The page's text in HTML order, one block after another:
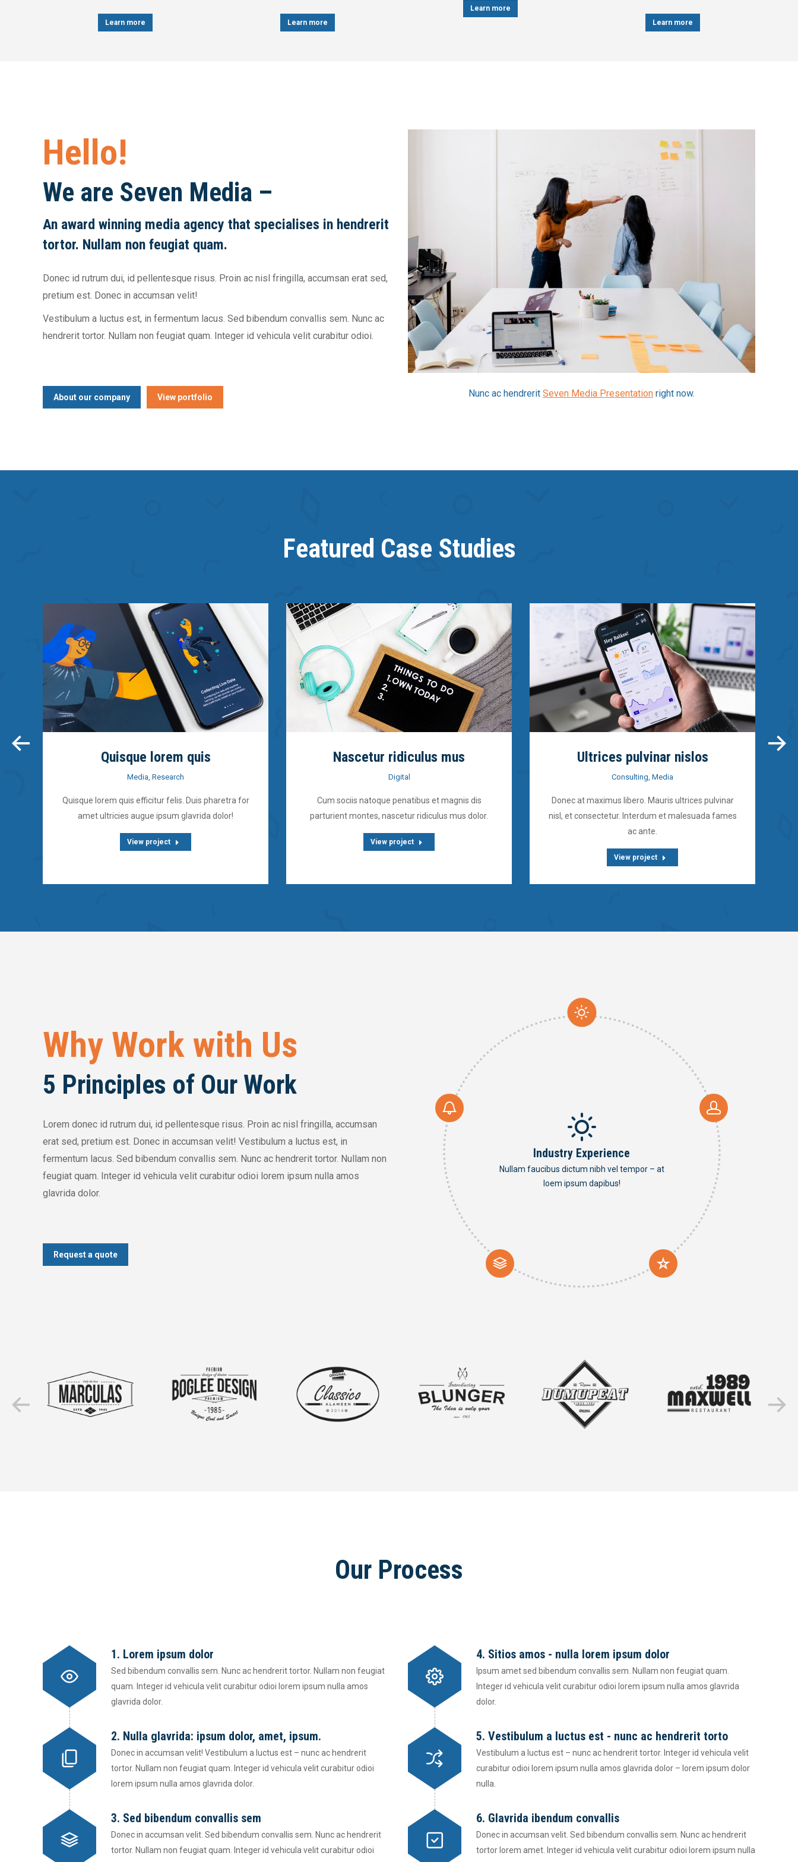
Hello!
We are Seven Media –
An award winning media agency that specialises in hendrerit
tortor. Nullam non feugiat quam.
Donec id rutrum dui, id pellentesque risus. Proin ac nisl fringilla, accumsan erat sed,
pretium est. Donec in accumsan velit!
Vestibulum a luctus est, in fermentum lacus. Sed bibendum convallis sem. Nunc ac
hendrerit tortor. Nullam non feugiat quam. Integer id vehicula velit curabitur odioi.
About our company View portfolio Nunc ac hendrerit Seven Media Presentation right now.
Featured Case Studies
Quisque lorem quis
Media Research
Quisque lorem quis efficitur felis. Duis pharetra for
amet ultricies augue ipsum glavrida dolor!
View project
Nascetur ridiculus mus
Digital
Cum sociis natoque penatibus et magnis dis
parturient montes, nascetur ridiculus mus dolor.
View project
Ultrices pulvinar nislos
Consulting Media
Donec at maximus libero. Mauris ultrices pulvinar
nisl, et consectetur. Interdum et malesuada fames
ac ante.
View project
Why Work with Us
5 Principles of Our Work
Lorem donec id rutrum dui, id pellentesque risus. Proin ac nisl fringilla, accumsan
erat sed, pretium est. Donec in accumsan velit! Vestibulum a luctus est, in
fermentum lacus. Sed bibendum convallis sem. Nunc ac hendrerit tortor. Nullam non
feugiat quam. Integer id vehicula velit curabitur odioi lorem ipsum nulla amos
glavrida dolor.
Request a quote
Industry Experience
Nullam faucibus dictum nibh vel tempor – at
loem ipsum dapibus!
Our Process
1. Lorem ipsum dolor
Sed bibendum convallis sem. Nunc ac hendrerit tortor. Nullam non feugiat
quam. Integer id vehicula velit curabitur odioi lorem ipsum nulla amos
glavrida dolor.
2. Nulla glavrida: ipsum dolor, amet, ipsum.
Donec in accumsan velit! Vestibulum a luctus est – nunc ac hendrerit
tortor. Nullam non feugiat quam. Integer id vehicula velit curabitur odioi
lorem ipsum nulla amos glavrida dolor.
3. Sed bibendum convallis sem
Donec in accumsan velit. Sed bibendum convallis sem. Nunc ac hendrerit
tortor. Nullam non feugiat quam. Integer id vehicula velit curabitur odioi
4. Sitios amos - nulla lorem ipsum dolor
Ipsum amet sed bibendum convallis sem. Nullam non feugiat quam.
Integer id vehicula velit curabitur odioi lorem ipsum nulla amos glavrida
dolor.
5. Vestibulum a luctus est - nunc ac hendrerit torto
Vestibulum a luctus est – nunc ac hendrerit tortor. Integer id vehicula velit
curabitur odioi lorem ipsum nulla amos glavrida dolor – lorem ipsum dolor
nulla.
6. Glavrida ibendum convallis
Donec in accumsan velit. Sed bibendum convallis sem. Nunc ac hendrerit
tortor lorem amet. Integer id vehicula velit curabitur odioi lorem ipsum nulla